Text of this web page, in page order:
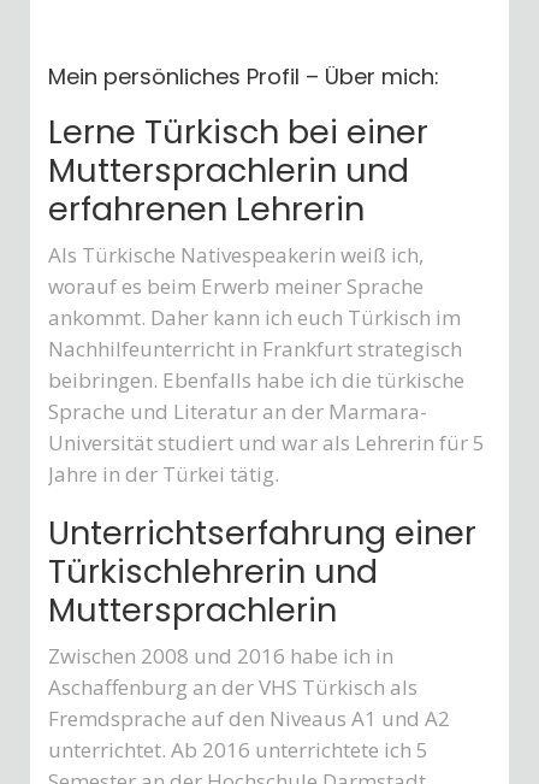
Mein persönliches Profil – Über mich:
Lerne Türkisch bei einer
Muttersprachlerin und
erfahrenen Lehrerin
Als Türkische Nativespeakerin weiß ich,
worauf es beim Erwerb meiner Sprache
ankommt. Daher kann ich euch Türkisch im
Nachhilfeunterricht in Frankfurt strategisch
beibringen. Ebenfalls habe ich die türkische
Sprache und Literatur an der Marmara-
Universität studiert und war als Lehrerin für 5
Jahre in der Türkei tätig.
Unterrichtserfahrung einer
Türkischlehrerin und
Muttersprachlerin
Zwischen 2008 und 2016 habe ich in
Aschaffenburg an der VHS Türkisch als
Fremdsprache auf den Niveaus A1 und A2
unterrichtet. Ab 2016 unterrichtete ich 5